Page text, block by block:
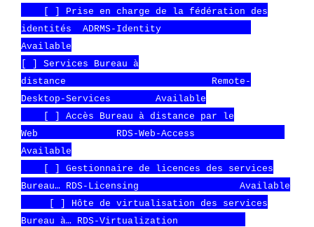
[ ] Prise en charge de la fédération des
identités ADRMS-Identity
Available
[ ] Services Bureau à
distance Remote-
Desktop-Services Available
[ ] Accès Bureau à distance par le
Web RDS-Web-Access
Available
[ ] Gestionnaire de licences des services
Bureau… RDS-Licensing Available
[ ] Hôte de virtualisation des services
Bureau à… RDS-Virtualization